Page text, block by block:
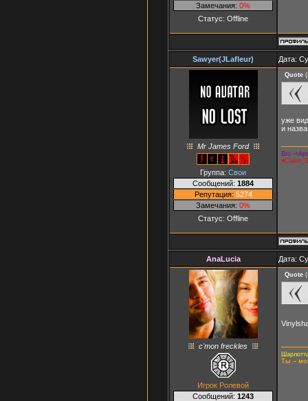
Замечания: 0%
Статус: Offline
Sawyer(JLafleur) Дата:
Mr James Ford
Группа: Свои
Сообщений: 1884
Репутация: 5274
Замечания: 0%
Статус: Offline
Quote (
уже
и
Bro -
AnaLucia Дата:
c'mon freckles
Игрок Ролевой
Сообщений: 1243
Quote (
Ты –